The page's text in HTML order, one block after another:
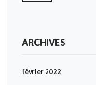
ARCHIVES
février 2022